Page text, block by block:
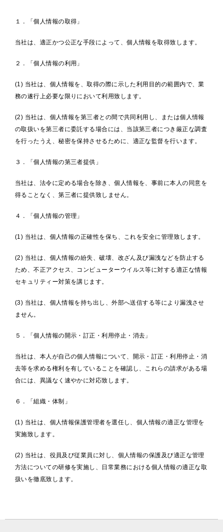
１．「個人情報の取得」
当社は、適正かつ公正な手段によって、個人情報を取得致します。
２．「個人情報の利用」
(1) 当社は、個人情報を、取得の際に示した利用目的の範囲内で、業
務の遂行上必要な限りにおいて利用致します。
(2) 当社は、個人情報を第三者との間で共同利用し、または個人情報
の取扱いを第三者に委託する場合には、当該第三者につき厳正な調査
を行ったうえ、秘密を保持させるために、適正な監督を行います。
３．「個人情報の第三者提供」
当社は、法令に定める場合を除き、個人情報を、事前に本人の同意を
得ることなく、第三者に提供致しません。
４．「個人情報の管理」
(1) 当社は、個人情報の正確性を保ち、これを安全に管理致します。
(2) 当社は、個人情報の紛失、破壊、改ざん及び漏洩などを防止する
ため、不正アクセス、コンピューターウイルス等に対する適正な情報
セキュリティー対策を講じます。
(3) 当社は、個人情報を持ち出し、外部へ送信する等により漏洩させ
ません。
５．「個人情報の開示・訂正・利用停止・消去」
当社は、本人が自己の個人情報について、開示・訂正・利用停止・消
去等を求める権利を有していることを確認し、これらの請求がある場
合には、異議なく速やかに対応致します。
６．「組織・体制」
(1) 当社は、個人情報保護管理者を選任し、個人情報の適正な管理を
実施致します。
(2) 当社は、役員及び従業員に対し、個人情報の保護及び適正な管理
方法についての研修を実施し、日常業務における個人情報の適正な取
扱いを徹底致します。